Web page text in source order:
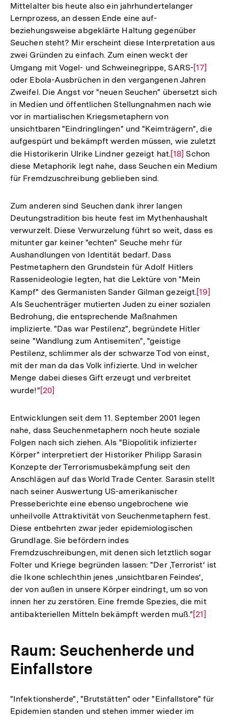
Mittelalter bis heute also ein jahrhundertelanger
Lernprozess, an dessen Ende eine auf-
beziehungsweise abgeklärte Haltung gegenüber
Seuchen steht? Mir erscheint diese Interpretation aus
zwei Gründen zu einfach. Zum einen weckt der
Umgang mit Vogel- und Schweinegrippe, SARS-Zur
der
Fußnote
[17]
oder Ebola-Ausbrüchen in den vergangenen Jahren
Zweifel. Die Angst vor "neuen Seuchen" übersetzt sich
in Medien und öffentlichen Stellungnahmen nach wie
vor in martialischen Kriegsmetaphern von
unsichtbaren "Eindringlingen" und "Keimträgern", die
aufgespürt und bekämpft werden müssen, wie zuletzt
die Historikerin Ulrike Lindner gezeigt hat.Zur
Auflösung
[18] Schon
diese Metaphorik legt nahe, dass Seuchen ein Medium
für Fremdzuschreibung geblieben sind.
Zum anderen sind Seuchen dank ihrer langen
Deutungstradition bis heute fest im Mythenhaushalt
verwurzelt. Diese Verwurzelung führt so weit, dass es
mitunter gar keiner "echten" Seuche mehr für
Aushandlungen von Identität bedarf. Dass
Pestmetaphern den Grundstein für Adolf Hitlers
Rassenideologie legten, hat die Lektüre von "Mein
Kampf" des Germanisten Sander Gilman gezeigt.Zur
Fußnote
[19]
Als Seuchenträger mutierten Juden zu einer sozialen
Bedrohung, die entsprechende Maßnahmen
implizierte. "Das war Pestilenz", begründete Hitler
seine "Wandlung zum Antisemiten", "geistige
Pestilenz, schlimmer als der schwarze Tod von einst,
mit der man da das Volk infizierte. Und in welcher
Menge dabei dieses Gift erzeugt und verbreitet
wurde!"Zur
der
Fußnote
[20]
Entwicklungen seit dem 11. September 2001 legen
nahe, dass Seuchenmetaphern noch heute soziale
Folgen nach sich ziehen. Als "Biopolitik infizierter
Körper" interpretiert der Historiker Philipp Sarasin
Konzepte der Terrorismusbekämpfung seit den
Anschlägen auf das World Trade Center. Sarasin stellt
nach seiner Auswertung US-amerikanischer
Presseberichte eine ebenso ungebrochene wie
unheilvolle Attraktivität von Seuchenmetaphern fest.
Diese entbehrten zwar jeder epidemiologischen
Grundlage. Sie befördern indes
Fremdzuschreibungen, mit denen sich letztlich sogar
Folter und Kriege begründen lassen: "Der ‚Terrorist‘ ist
die Ikone schlechthin jenes ‚unsichtbaren Feindes‘,
der von außen in unsere Körper eindringt, um so von
innen her zu zerstören. Eine fremde Spezies, die mit
antibakteriellen Mitteln bekämpft werden muß."Zur
[21]
Raum: Seuchenherde und
Einfallstore
"Infektionsherde", "Brutstätten" oder "Einfallstore" für
Epidemien standen und stehen immer wieder im